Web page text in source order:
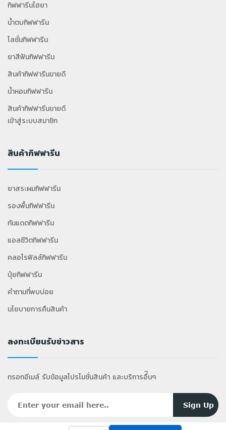
กิฟฟารีนไฮยา
น้ำตบกิฟฟารีน
โลชั่นกิฟฟารีน
ยาสีฟันกิฟฟารีน
สินค้ากิฟฟารีนขายดี
น้ำหอมกิฟฟารีน
สินค้ากิฟฟารีนขายดี
เข้าสู่ระบบสมาชิก
สินค้ากิฟฟารีน
ยาสระผมกิฟฟารีน
รองพื้นกิฟฟารีน
กันแดดกิฟฟารีน
แอลซีวิตกิฟฟารีน
คลอโรฟิลล์กิฟฟารีน
ปุ๋ยกิฟฟารีน
คำถามที่พบบ่อย
นโยบายการคืนสินค้า
ลงทะเบียนรับข่าวสาร
กรอกอีเมล์ รับข้อมูลโปรโมชั่นสินค้า และบริการอื่ีนๆ